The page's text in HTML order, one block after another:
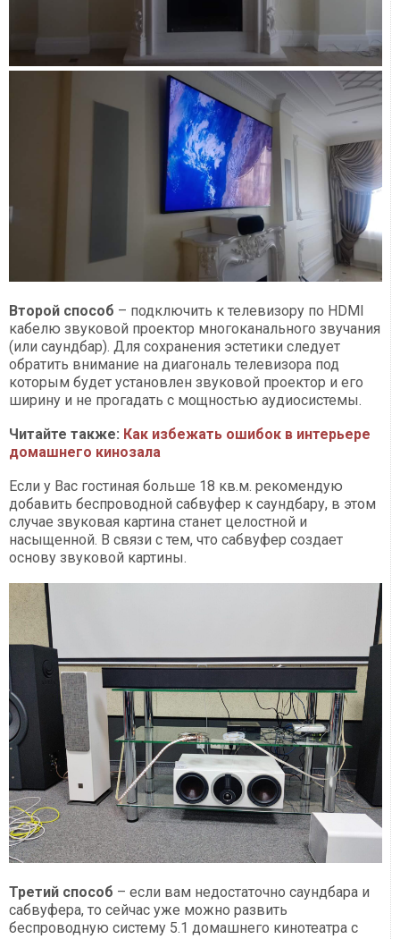
Второй способ – подключить к телевизору по HDMI
кабелю звуковой проектор многоканального звучания
(или саундбар). Для сохранения эстетики следует
обратить внимание на диагональ телевизора под
которым будет установлен звуковой проектор и его
ширину и не прогадать с мощностью аудиосистемы.
Читайте также: Как избежать ошибок в интерьере
домашнего кинозала
Если у Вас гостиная больше 18 кв.м. рекомендую
добавить беспроводной сабвуфер к саундбару, в этом
случае звуковая картина станет целостной и
насыщенной. В связи с тем, что сабвуфер создает
основу звуковой картины.
Третий способ – если вам недостаточно саундбара и
сабвуфера, то сейчас уже можно развить
беспроводную систему 5.1 домашнего кинотеатра с